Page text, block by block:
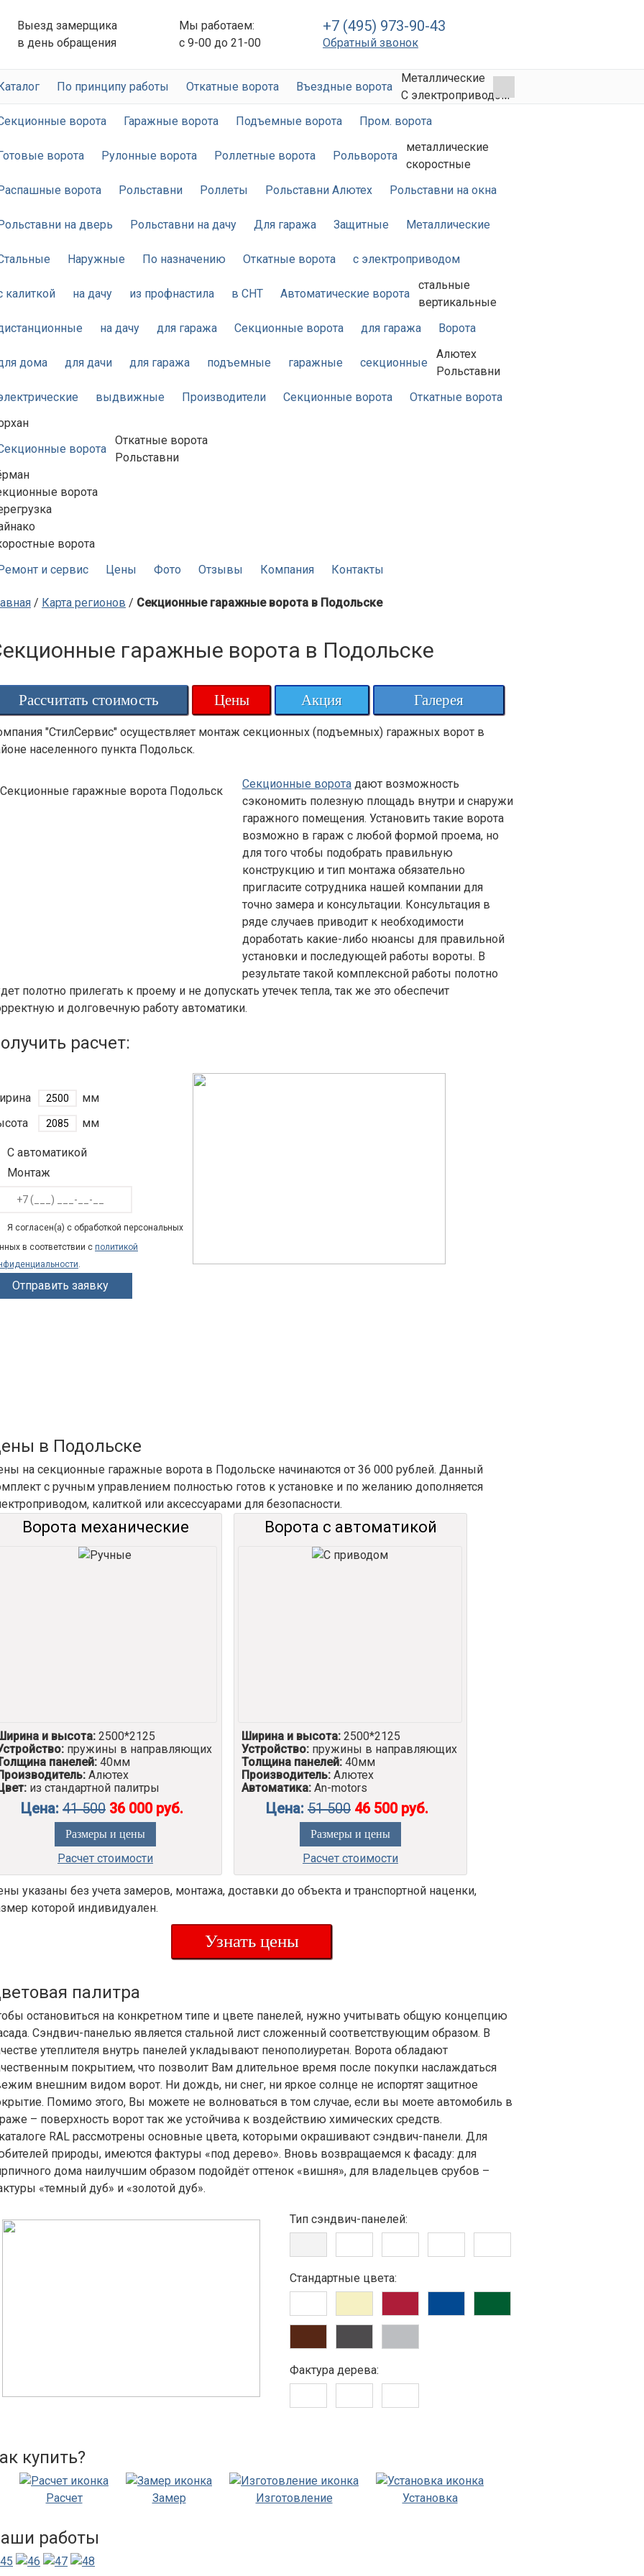
Выезд замерщика
в день обращения
Мы работаем:
с 9-00 до 21-00
+7 (495) 973-90-43
Обратный звонок
По принципу работы Откатные ворота Въездные ворота
ворота Гаражные ворота Подъемные ворота Пром. ворота
ворота Рулонные ворота Роллетные ворота Рольворота
ворота
Металлические
С электроприводом
Рольставни Роллеты Рольставни Алютех Рольставни на окна
на дверь Рольставни на дачу Для гаража Защитные Металлические
Наружные По назначению Откатные ворота с электроприводом
калиткой на дачу из профнастила в СНТ Автоматические ворота
на дачу для гаража Секционные ворота для гаража Ворота
дома для дачи для гаража подъемные гаражные секционные
металлические
скоростные
стальные
вертикальные
выдвижные Производители
Алютех
Секционные ворота Откатные ворота
Рольставни
ворота
Откатные ворота
Рольставни
ворота
ворота
и сервис
Цены Фото Отзывы Компания Контакты
/ Карта регионов / Секционные гаражные ворота в Подольске
гаражные ворота в Подольске
Рассчитать стоимость Цены Акция Галерея
"СтилСервис" осуществляет монтаж секционных (подъемных) гаражных ворот в
населенного пункта Подольск.
Секционные ворота дают возможность
сэкономить полезную площадь внутри и снаружи
гаражного помещения. Установить такие ворота
возможно в гараж с любой формой проема, но
для того чтобы подобрать правильную
конструкцию и тип монтажа обязательно
пригласите сотрудника нашей компании для
точно замера и консультации. Консультация в
ряде случаев приводит к необходимости
доработать какие-либо нюансы для правильной
установки и последующей работы вороты. В
результате такой комплексной работы полотно
полотно прилегать к проему и не допускать утечек тепла, так же это обеспечит
и долговечную работу автоматики.
расчет:
мм
мм
С автоматикой
Монтаж
Я согласен(а) с обработкой персональных
в соответствии с политикой
.
в Подольске
на секционные гаражные ворота в Подольске начинаются от 36 000 рублей. Данный
с ручным управлением полностью готов к установке и по желанию дополняется
калиткой или аксессуарами для безопасности.
Ворота механические
и высота: 2500*2125
пружины в направляющих
панелей: 40мм
Алютех
из стандартной палитры
Цена: 41 500 36 000 руб.
Размеры и цены
Расчет стоимости
Ворота с автоматикой
Ширина и высота: 2500*2125
Устройство: пружины в направляющих
Толщина панелей: 40мм
Производитель: Алютех
Автоматика: An-motors
Цена: 51 500 46 500 руб.
Размеры и цены
Расчет стоимости
указаны без учета замеров, монтажа, доставки до объекта и транспортной наценки,
которой индивидуален.
Узнать цены
палитра
остановиться на конкретном типе и цвете панелей, нужно учитывать общую концепцию
Сэндвич-панелью является стальной лист сложенный соответствующим образом. В
утеплителя внутрь панелей укладывают пенополиуретан. Ворота обладают
покрытием, что позволит Вам длительное время после покупки наслаждаться
внешним видом ворот. Ни дождь, ни снег, ни яркое солнце не испортят защитное
Помимо этого, Вы можете не волноваться в том случае, если вы моете автомобиль в
– поверхность ворот так же устойчива к воздействию химических средств.
RAL рассмотрены основные цвета, которыми окрашивают сэндвич-панели. Для
природы, имеются фактуры «под дерево». Вновь возвращаемся к фасаду: для
дома наилучшим образом подойдёт оттенок «вишня», для владельцев срубов –
«темный дуб» и «золотой дуб».
Тип сэндвич-панелей:
Стандартные цвета:
Фактура дерева:
купить?
Расчет Замер Изготовление Установка
работы